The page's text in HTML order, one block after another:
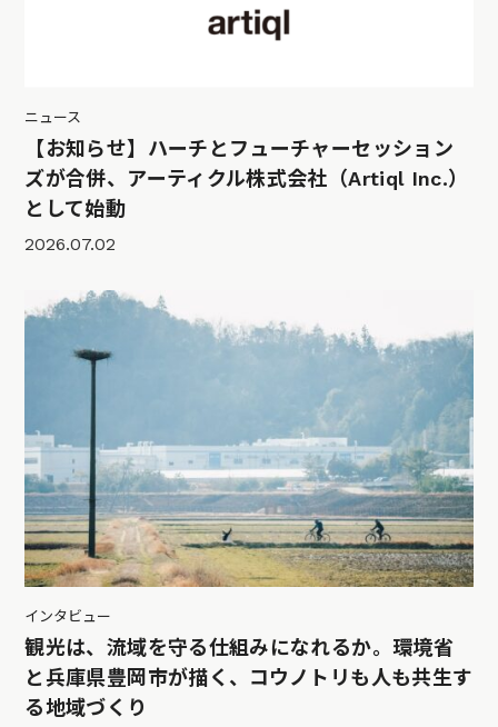
ニュース
【お知らせ】ハーチとフューチャーセッション
ズが合併、アーティクル株式会社（Artiql Inc.）
として始動
2026.07.02
インタビュー
観光は、流域を守る仕組みになれるか。環境省
と兵庫県豊岡市が描く、コウノトリも人も共生す
る地域づくり